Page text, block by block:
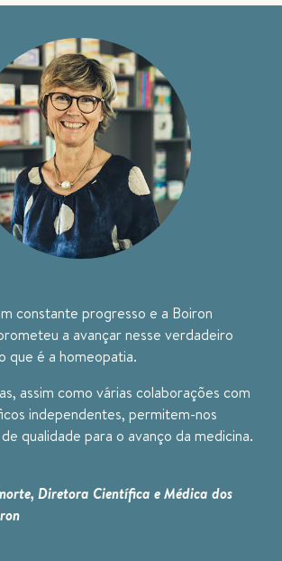
constante progresso e a Boiron
a avançar nesse verdadeiro
que é a homeopatia.
assim como várias colaborações com
independentes, permitem-nos
qualidade para o avanço da medicina.
Diretora Científica e Médica dos